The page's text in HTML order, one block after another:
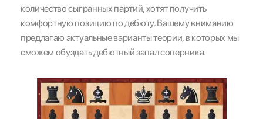
количество сыгранных партий, хотят получить
комфортную позицию по дебюту. Вашему вниманию
предлагаю актуальные варианты теории, в которых мы
сможем обуздать дебютный запал соперника.